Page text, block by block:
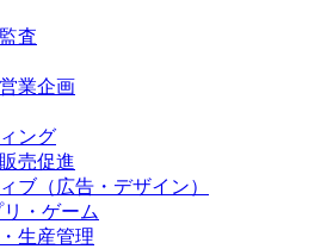
査
業企画
ング
売促進
ブ（広告・デザイン）
・ゲーム
生産管理